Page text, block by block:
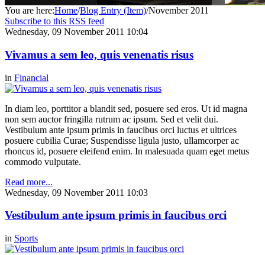
You are here:Home/Blog Entry (Item)/November 2011
Subscribe to this RSS feed
Wednesday, 09 November 2011 10:04
Vivamus a sem leo, quis venenatis risus
in Financial
In diam leo, porttitor a blandit sed, posuere sed eros. Ut id magna
non sem auctor fringilla rutrum ac ipsum. Sed et velit dui.
Vestibulum ante ipsum primis in faucibus orci luctus et ultrices
posuere cubilia Curae; Suspendisse ligula justo, ullamcorper ac
rhoncus id, posuere eleifend enim. In malesuada quam eget metus
commodo vulputate.
Read more...
Wednesday, 09 November 2011 10:03
Vestibulum ante ipsum primis in faucibus orci
in Sports